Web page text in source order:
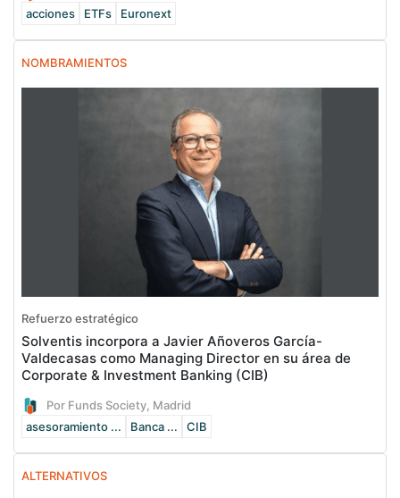
acciones
ETFs Euronext
NOMBRAMIENTOS
Refuerzo estratégico
Solventis incorpora a Javier Añoveros García-
Valdecasas como Managing Director en su área de
Corporate & Investment Banking (CIB)
Por Funds Society, Madrid
asesoramiento ...
Banca ... CIB
ALTERNATIVOS